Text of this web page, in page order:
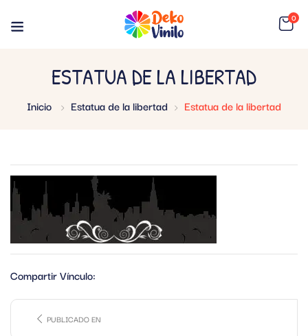
0
ESTATUA DE LA LIBERTAD
Inicio Estatua de la libertad Estatua de la libertad
Compartir Vínculo:
PUBLICADO EN